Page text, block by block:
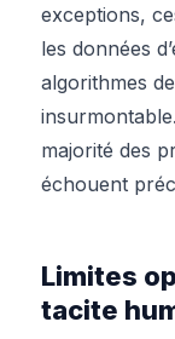
exceptions,
les données
algorithmes
majorité des
échouent
Limites
tacite